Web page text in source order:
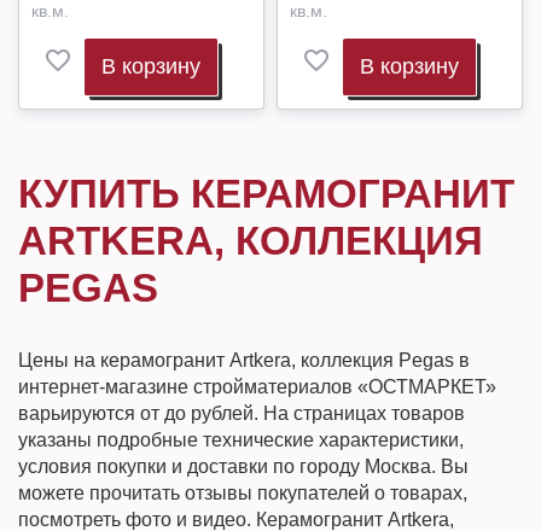
кв.м.
В корзину
кв.м.
В корзину
КУПИТЬ КЕРАМОГРАНИТ
ARTKERA, КОЛЛЕКЦИЯ
PEGAS
Цены на керамогранит Artkera, коллекция Pegas в
интернет-магазине стройматериалов «ОСТМАРКЕТ»
варьируются от до рублей. На страницах товаров
указаны подробные технические характеристики,
условия покупки и доставки по городу Москва. Вы
можете прочитать отзывы покупателей о товарах,
посмотреть фото и видео. Керамогранит Artkera,